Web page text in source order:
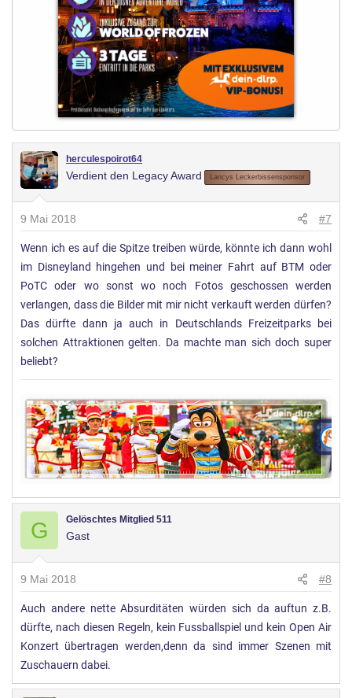
herculespoirot64
Verdient den Legacy Award Lancys Leckerbissensponsor
9 Mai 2018 #7
Wenn ich es auf die Spitze treiben würde, könnte ich dann wohl
im Disneyland hingehen und bei meiner Fahrt auf BTM oder
PoTC oder wo sonst wo noch Fotos geschossen werden
verlangen, dass die Bilder mit mir nicht verkauft werden dürfen?
Das dürfte dann ja auch in Deutschlands Freizeitparks bei
solchen Attraktionen gelten. Da machte man sich doch super
beliebt?
G Gelöschtes Mitglied 511
Gast
9 Mai 2018 #8
Auch andere nette Absurditäten würden sich da auftun z.B.
dürfte, nach diesen Regeln, kein Fussballspiel und kein Open Air
Konzert übertragen werden,denn da sind immer Szenen mit
Zuschauern dabei.